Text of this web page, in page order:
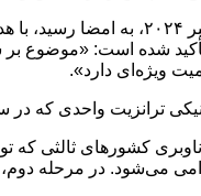
این توافق‌نامه که نزدیک
شده است: «موضوع
ویژه‌ای دارد».
ترانزیت واحدی
کشورهای ثالثی